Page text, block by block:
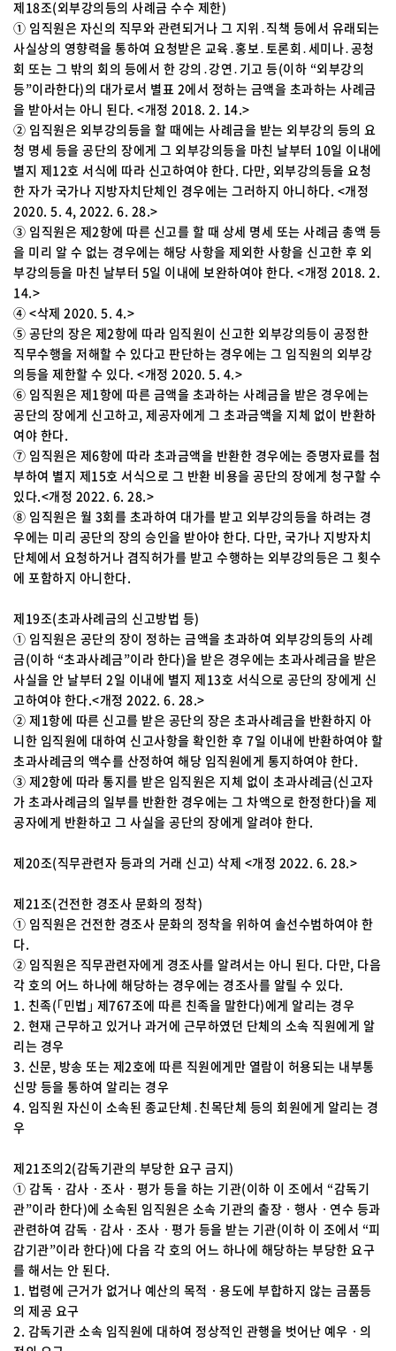
제18조(외부강의등의 사례금 수수 제한)
① 임직원은 자신의 직무와 관련되거나 그 지위․직책 등에서 유래되는
사실상의 영향력을 통하여 요청받은 교육․홍보․토론회․세미나․공청
회 또는 그 밖의 회의 등에서 한 강의․강연․기고 등(이하 “외부강의
등”이라한다)의 대가로서 별표 2에서 정하는 금액을 초과하는 사례금
을 받아서는 아니 된다. <개정 2018. 2. 14.>
② 임직원은 외부강의등을 할 때에는 사례금을 받는 외부강의 등의 요
청 명세 등을 공단의 장에게 그 외부강의등을 마친 날부터 10일 이내에
별지 제12호 서식에 따라 신고하여야 한다. 다만, 외부강의등을 요청
한 자가 국가나 지방자치단체인 경우에는 그러하지 아니하다. <개정
2020. 5. 4, 2022. 6. 28.>
③ 임직원은 제2항에 따른 신고를 할 때 상세 명세 또는 사례금 총액 등
을 미리 알 수 없는 경우에는 해당 사항을 제외한 사항을 신고한 후 외
부강의등을 마친 날부터 5일 이내에 보완하여야 한다. <개정 2018. 2.
14.>
④ <삭제 2020. 5. 4.>
⑤ 공단의 장은 제2항에 따라 임직원이 신고한 외부강의등이 공정한
직무수행을 저해할 수 있다고 판단하는 경우에는 그 임직원의 외부강
의등을 제한할 수 있다. <개정 2020. 5. 4.>
⑥ 임직원은 제1항에 따른 금액을 초과하는 사례금을 받은 경우에는
공단의 장에게 신고하고, 제공자에게 그 초과금액을 지체 없이 반환하
여야 한다.
⑦ 임직원은 제6항에 따라 초과금액을 반환한 경우에는 증명자료를 첨
부하여 별지 제15호 서식으로 그 반환 비용을 공단의 장에게 청구할 수
있다.<개정 2022. 6. 28.>
⑧ 임직원은 월 3회를 초과하여 대가를 받고 외부강의등을 하려는 경
우에는 미리 공단의 장의 승인을 받아야 한다. 다만, 국가나 지방자치
단체에서 요청하거나 겸직허가를 받고 수행하는 외부강의등은 그 횟수
에 포함하지 아니한다.
제19조(초과사례금의 신고방법 등)
① 임직원은 공단의 장이 정하는 금액을 초과하여 외부강의등의 사례
금(이하 “초과사례금”이라 한다)을 받은 경우에는 초과사례금을 받은
사실을 안 날부터 2일 이내에 별지 제13호 서식으로 공단의 장에게 신
고하여야 한다.<개정 2022. 6. 28.>
② 제1항에 따른 신고를 받은 공단의 장은 초과사례금을 반환하지 아
니한 임직원에 대하여 신고사항을 확인한 후 7일 이내에 반환하여야 할
초과사례금의 액수를 산정하여 해당 임직원에게 통지하여야 한다.
③ 제2항에 따라 통지를 받은 임직원은 지체 없이 초과사례금(신고자
가 초과사례금의 일부를 반환한 경우에는 그 차액으로 한정한다)을 제
공자에게 반환하고 그 사실을 공단의 장에게 알려야 한다.
제20조(직무관련자 등과의 거래 신고) 삭제 <개정 2022. 6. 28.>
제21조(건전한 경조사 문화의 정착)
① 임직원은 건전한 경조사 문화의 정착을 위하여 솔선수범하여야 한
다.
② 임직원은 직무관련자에게 경조사를 알려서는 아니 된다. 다만, 다음
각 호의 어느 하나에 해당하는 경우에는 경조사를 알릴 수 있다.
1. 친족(｢민법｣ 제767조에 따른 친족을 말한다)에게 알리는 경우
2. 현재 근무하고 있거나 과거에 근무하였던 단체의 소속 직원에게 알
리는 경우
3. 신문, 방송 또는 제2호에 따른 직원에게만 열람이 허용되는 내부통
신망 등을 통하여 알리는 경우
4. 임직원 자신이 소속된 종교단체․친목단체 등의 회원에게 알리는 경
우
제21조의2(감독기관의 부당한 요구 금지)
① 감독ㆍ감사ㆍ조사ㆍ평가 등을 하는 기관(이하 이 조에서 “감독기
관”이라 한다)에 소속된 임직원은 소속 기관의 출장ㆍ행사ㆍ연수 등과
관련하여 감독ㆍ감사ㆍ조사ㆍ평가 등을 받는 기관(이하 이 조에서 “피
감기관”이라 한다)에 다음 각 호의 어느 하나에 해당하는 부당한 요구
를 해서는 안 된다.
1. 법령에 근거가 없거나 예산의 목적ㆍ용도에 부합하지 않는 금품등
의 제공 요구
2. 감독기관 소속 임직원에 대하여 정상적인 관행을 벗어난 예우ㆍ의